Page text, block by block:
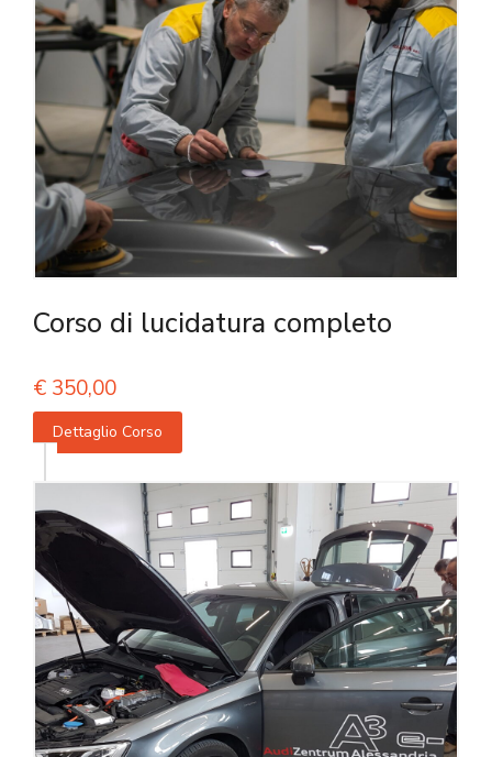
Corso di lucidatura completo
€ 350,00
Dettaglio Corso